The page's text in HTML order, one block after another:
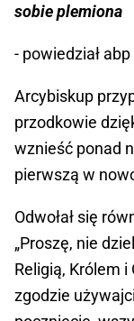
sobie plemiona
- powiedział
Arcybiskup
przodkowie
wznieść ponad
pierwszą w
Odwołał się
„Proszę, nie
Religią, Królem i
zgodzie